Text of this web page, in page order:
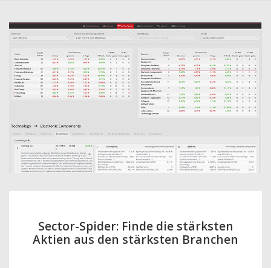
Sector-Spider: Finde die stärksten
Aktien aus den stärksten Branchen